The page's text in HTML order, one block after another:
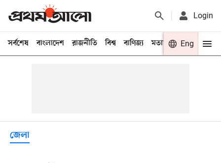
Login
সর্বশেষ বাংলাদেশ রাজনীতি বিশ্ব বাণিজ্য মতামত খেলা
Eng
জেলা